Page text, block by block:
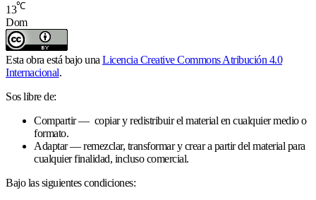
13℃
Dom
Esta obra está bajo una Licencia Creative Commons Atribución 4.0
Internacional.
Sos libre de:
Compartir — copiar y redistribuir el material en cualquier medio o
formato.
Adaptar — remezclar, transformar y crear a partir del material para
cualquier finalidad, incluso comercial.
Bajo las siguientes condiciones: